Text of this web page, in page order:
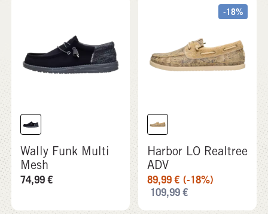
Wally Funk Multi
Mesh
74,99€
-18%
Harbor LO Realtree
ADV
89,99€ (-18%)
109,99€